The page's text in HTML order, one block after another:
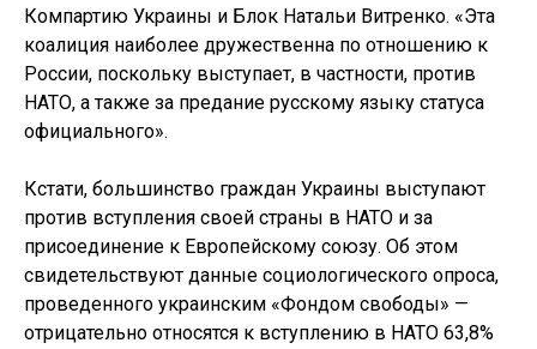
Компартию Украины и Блок Натальи Витренко. «Эта
коалиция наиболее дружественна по отношению к
России, поскольку выступает, в частности, против
НАТО, а также за предание русскому языку статуса
официального».
Кстати, большинство граждан Украины выступают
против вступления своей страны в НАТО и за
присоединение к Европейскому союзу. Об этом
свидетельствуют данные социологического опроса,
проведенного украинским «Фондом свободы» —
отрицательно относятся к вступлению в НАТО 63,8%